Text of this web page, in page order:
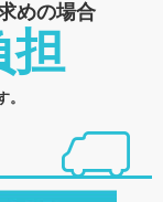
めの場合
担